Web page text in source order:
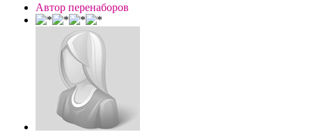
Автор перенаборов